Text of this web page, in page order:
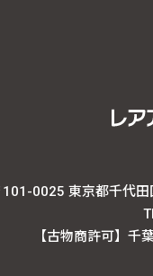
0025 東京都千代
【古物商許可】